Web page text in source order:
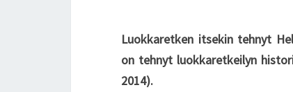
Luokkaretken itsekin tehnyt
on tehnyt luokkaretkeilyn
2014).